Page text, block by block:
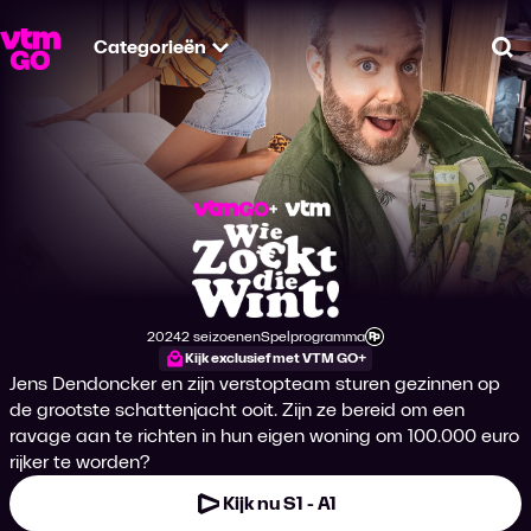
Categorieën
Wie zoekt die Wint
Productiejaar
20242 seizoenen
Genre
Spelprogramma
Leeftijdsclassificatie
Kijk exclusief met VTM GO+
Jens Dendoncker en zijn verstopteam sturen gezinnen op
de grootste schattenjacht ooit. Zijn ze bereid om een
ravage aan te richten in hun eigen woning om 100.000 euro
rijker te worden?
Kijk nu S1 - A1